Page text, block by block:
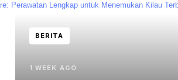
Perawatan Lengkap untuk Menemukan Kilau
BERITA
1 WEEK AGO